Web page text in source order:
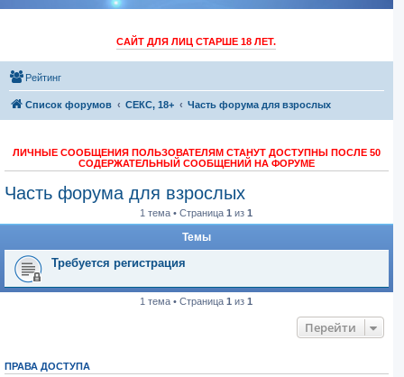
САЙТ ДЛЯ ЛИЦ СТАРШЕ 18 ЛЕТ.
Рейтинг
Список форумов СЕКС, 18+ Часть форума для взрослых
ЛИЧНЫЕ СООБЩЕНИЯ ПОЛЬЗОВАТЕЛЯМ СТАНУТ ДОСТУПНЫ ПОСЛЕ 50
СОДЕРЖАТЕЛЬНЫЙ СООБЩЕНИЙ НА ФОРУМЕ
Часть форума для взрослых
1 тема • Страница1 из1
Темы
Требуется регистрация
1 тема • Страница1 из1
Перейти
ПРАВА ДОСТУПА